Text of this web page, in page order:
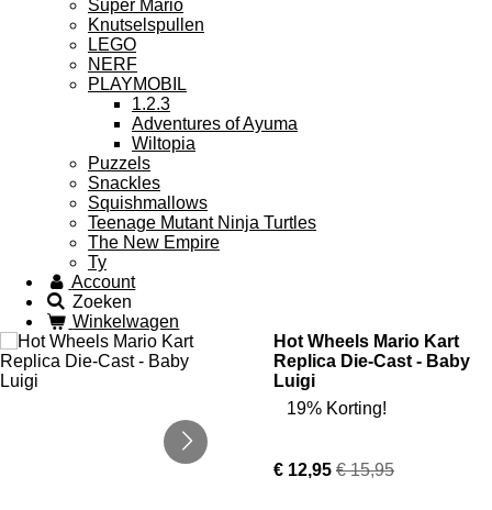
Super Mario
Knutselspullen
LEGO
NERF
PLAYMOBIL
1.2.3
Adventures of Ayuma
Wiltopia
Puzzels
Snackles
Squishmallows
Teenage Mutant Ninja Turtles
The New Empire
Ty
Account
Zoeken
Winkelwagen
Hot Wheels Mario Kart
Replica Die-Cast - Baby
Luigi
19% Korting!
€ 12,95 € 15,95